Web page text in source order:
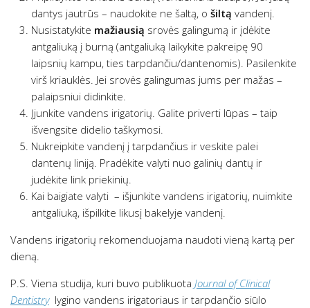
dantys jautrūs – naudokite ne šaltą, o šiltą vandenį.
Nusistatykite mažiausią srovės galingumą ir įdėkite
antgaliuką į burną (antgaliuką laikykite pakreipę 90
laipsnių kampu, ties tarpdančiu/dantenomis). Pasilenkite
virš kriauklės. Jei srovės galingumas jums per mažas –
palaipsniui didinkite.
Įjunkite vandens irigatorių. Galite priverti lūpas – taip
išvengsite didelio taškymosi.
Nukreipkite vandenį į tarpdančius ir veskite palei
dantenų liniją. Pradėkite valyti nuo galinių dantų ir
judėkite link priekinių.
Kai baigiate valyti – išjunkite vandens irigatorių, nuimkite
antgaliuką, išpilkite likusį bakelyje vandenį.
Vandens irigatorių rekomenduojama naudoti vieną kartą per
dieną.
P.S. Viena studija, kuri buvo publikuota Journal of Clinical
Dentistry lygino vandens irigatoriaus ir tarpdančio siūlo